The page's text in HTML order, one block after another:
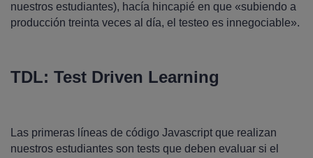
nuestros estudiantes), hacía hincapié en que «subiendo a
producción treinta veces al día, el testeo es innegociable».
TDL: Test Driven Learning
Las primeras líneas de código Javascript que realizan
nuestros estudiantes son tests que deben evaluar si el